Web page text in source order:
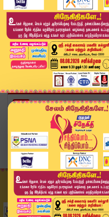
Home
வீடியோ ஸ்டோரி
முதல் சுற்றில்